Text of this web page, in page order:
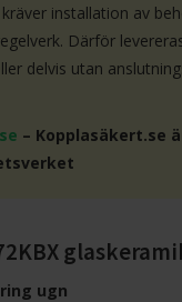
installation av
Därför
delvis utan
– Kopplasäkert.se
ugn